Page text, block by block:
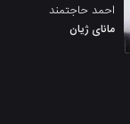
احمد حاجتمند
مانای ژیان